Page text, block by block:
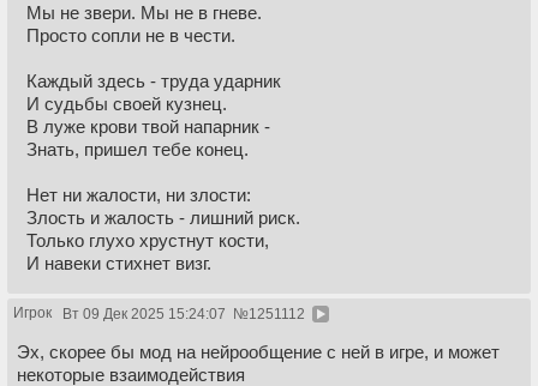
Мы не звери. Мы не в гневе.
Просто сопли не в чести.
Каждый здесь - труда ударник
И судьбы своей кузнец.
В луже крови твой напарник -
Знать, пришел тебе конец.
Нет ни жалости, ни злости:
Злость и жалость - лишний риск.
Только глухо хрустнут кости,
И навеки стихнет визг.
Игрок Вт 09 Дек 2025 15:24:07 №1251112
Эх, скорее бы мод на нейрообщение с ней в игре, и может
некоторые взаимодействия